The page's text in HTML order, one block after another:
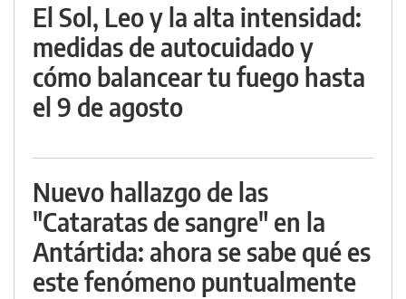
El Sol, Leo y la alta intensidad:
medidas de autocuidado y
cómo balancear tu fuego hasta
el 9 de agosto
Nuevo hallazgo de las
"Cataratas de sangre" en la
Antártida: ahora se sabe qué es
este fenómeno puntualmente